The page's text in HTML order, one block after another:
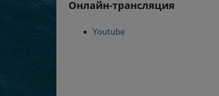
Онлайн-трансляция
Youtube